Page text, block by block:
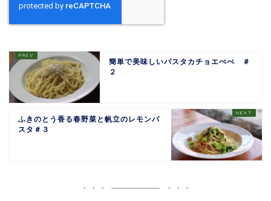
簡単で美味しいパスタカチョエぺぺ ＃
２
ふきのとう香る春野菜と帆立のレモンパ
スタ＃３